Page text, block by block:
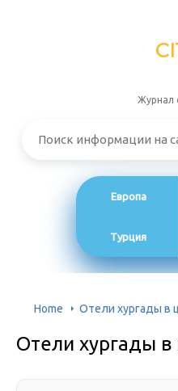
Журнал
Европа
Турция
Home Отели хургады в
Отели хургады в